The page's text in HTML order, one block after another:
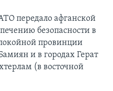
передало афганской
безопасности в
провинции
и в городах Герат
(в восточной